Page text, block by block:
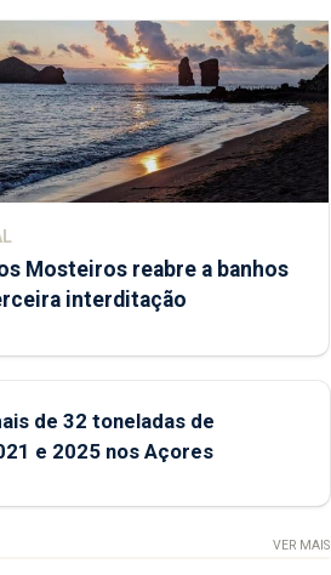
Mosteiros reabre a banhos
interditação
de 32 toneladas de
e 2025 nos Açores
VER MAIS